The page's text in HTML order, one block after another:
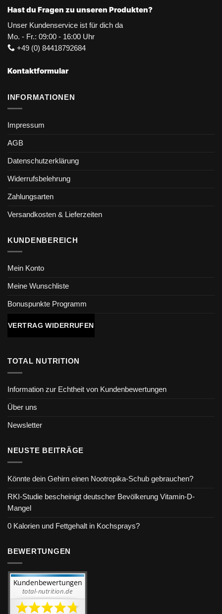
Hast du Fragen zu unseren Produkten?
Unser Kundenservice ist für dich da
Mo. - Fr.: 09:00 - 16:00 Uhr
+49 (0) 84418792684
Kontaktformular
INFORMATIONEN
Impressum
AGB
Datenschutzerklärung
Widerrufsbelehrung
Zahlungsarten
Versandkosten & Lieferzeiten
KUNDENBEREICH
Mein Konto
Meine Wunschliste
Bonuspunkte Programm
VERTRAG WIDERRUFEN
TOTAL NUTRITION
Information zur Echtheit von Kundenbewertungen
Über uns
Newsletter
NEUSTE BEITRÄGE
Könnte dein Gehirn einen Nootropika-Schub gebrauchen?
RKI-Studie bescheinigt deutscher Bevölkerung Vitamin-D-
Mangel
0 Kalorien und Fettgehalt in Kochsprays?
BEWERTUNGEN